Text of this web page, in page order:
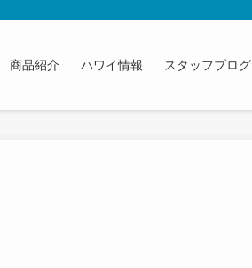
商品紹介 ハワイ情報 スタッフブログ